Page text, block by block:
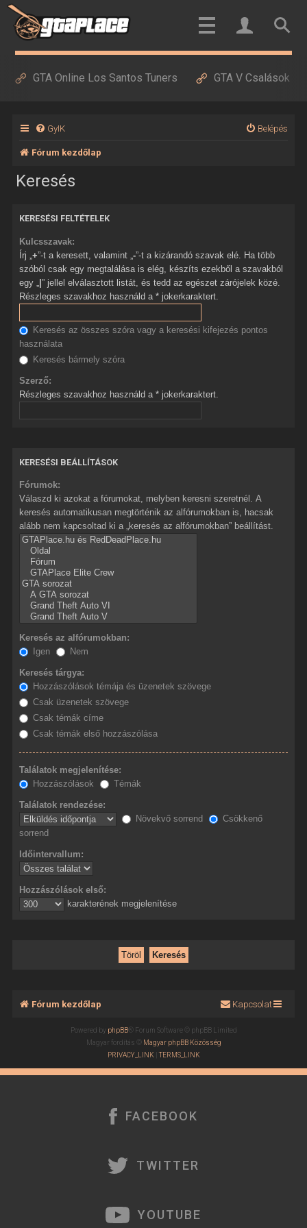
GTA Online Los Santos Tuners GTA V Csalások
GyIK Belépés
Fórum kezdőlap
Keresés
KERESÉSI FELTÉTELEK
Kulcsszavak:
Írj „ +”-t a keresett, valamint „ -”-t a kizárandó szavak elé. Ha több
szóból csak egy megtalálása is elég, készíts ezekből a szavakból
egy „ |” jellel elválasztott listát, és tedd az egészet zárójelek közé.
Részleges szavakhoz használd a * jokerkaraktert.
Keresés az összes szóra vagy a keresési kifejezés pontos
használata
Keresés bármely szóra
Szerző:
Részleges szavakhoz használd a * jokerkaraktert.
KERESÉSI BEÁLLÍTÁSOK
Fórumok:
Válaszd ki azokat a fórumokat, melyben keresni szeretnél. A
keresés automatikusan megtörténik az alfórumokban is, hacsak
alább nem kapcsoltad ki a „keresés az alfórumokban” beállítást.
Keresés az alfórumokban:
Igen
Nem
Keresés tárgya:
Hozzászólások témája és üzenetek szövege
Csak üzenetek szövege
Csak témák címe
Csak témák első hozzászólása
Találatok megjelenítése:
Hozzászólások
Témák
Találatok rendezése:
Növekvő sorrend
Csökkenő
sorrend
Időintervallum:
Hozzászólások első:
karakterének megjelenítése
Fórum kezdőlap Kapcsolat
Powered by phpBB® Forum Software © phpBB Limited
Magyar fordítás © Magyar phpBB Közösség
PRIVACY_LINK|TERMS_LINK
FACEBOOK
TWITTER
YOUTUBE